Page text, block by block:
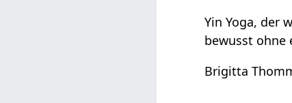
Yin Yoga, der
bewusst ohne
Brigitta